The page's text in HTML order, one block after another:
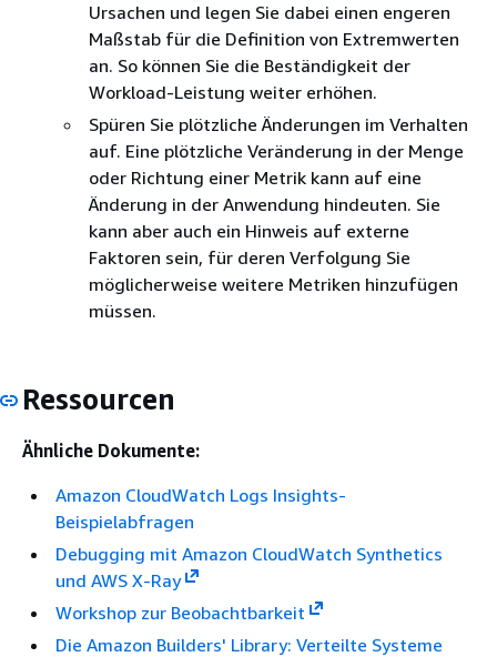
Ursachen und legen Sie dabei einen engeren
Maßstab für die Definition von Extremwerten
an. So können Sie die Beständigkeit der
Workload-Leistung weiter erhöhen.
Spüren Sie plötzliche Änderungen im Verhalten
auf. Eine plötzliche Veränderung in der Menge
oder Richtung einer Metrik kann auf eine
Änderung in der Anwendung hindeuten. Sie
kann aber auch ein Hinweis auf externe
Faktoren sein, für deren Verfolgung Sie
möglicherweise weitere Metriken hinzufügen
müssen.
Ressourcen
Ähnliche Dokumente:
Amazon CloudWatch Logs Insights-
Beispielabfragen
Debugging mit Amazon CloudWatch Synthetics
und AWS X-Ray
Workshop zur Beobachtbarkeit
Die Amazon Builders' Library: Verteilte Systeme